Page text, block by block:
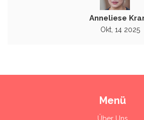
Anneliese
Okt, 14 2025
Menü